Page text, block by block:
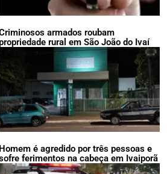
armados roubam
rural em São João do Ivaí
Homem é agredido por três pessoas e
ferimentos na cabeça em Ivaiporã